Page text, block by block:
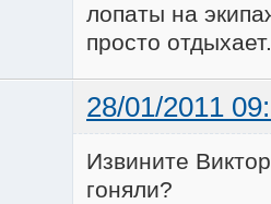
лопаты на
просто
28/01/2011
Извините
гоняли?